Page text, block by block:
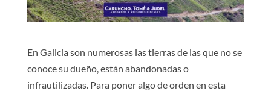
En Galicia son numerosas las tierras de las que no se
conoce su dueño, están abandonadas o
infrautilizadas. Para poner algo de orden en esta